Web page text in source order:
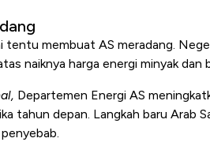
tentu membuat AS meradang.
naiknya harga energi minyak dan
Departemen Energi AS
tahun depan. Langkah baru Arab